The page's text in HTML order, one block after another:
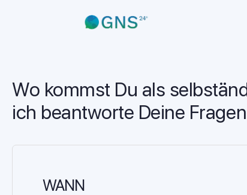
Wo kommst Du als
ich beantworte Deine
WANN